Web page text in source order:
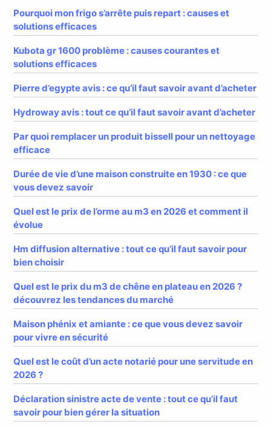
Pourquoi mon frigo s’arrête puis repart : causes et
solutions efficaces
Kubota gr 1600 problème : causes courantes et
solutions efficaces
Pierre d’egypte avis : ce qu’il faut savoir avant d’acheter
Hydroway avis : tout ce qu’il faut savoir avant d’acheter
Par quoi remplacer un produit bissell pour un nettoyage
efficace
Durée de vie d’une maison construite en 1930 : ce que
vous devez savoir
Quel est le prix de l’orme au m3 en 2026 et comment il
évolue
Hm diffusion alternative : tout ce qu’il faut savoir pour
bien choisir
Quel est le prix du m3 de chêne en plateau en 2026 ?
découvrez les tendances du marché
Maison phénix et amiante : ce que vous devez savoir
pour vivre en sécurité
Quel est le coût d’un acte notarié pour une servitude en
2026 ?
Déclaration sinistre acte de vente : tout ce qu’il faut
savoir pour bien gérer la situation